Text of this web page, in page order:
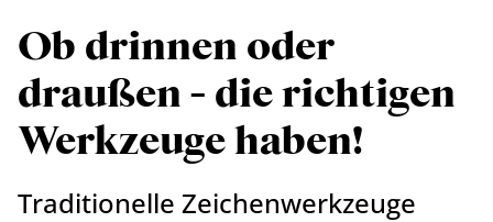
Ob drinnen oder
draußen - die richtigen
Werkzeuge haben!
Traditionelle Zeichenwerkzeuge